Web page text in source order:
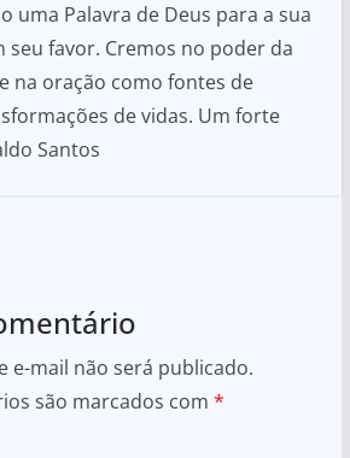
uma Palavra de Deus para a sua
seu favor. Cremos no poder da
na oração como fontes de
de vidas. Um forte
Santos
e-mail não será publicado.
são marcados com *